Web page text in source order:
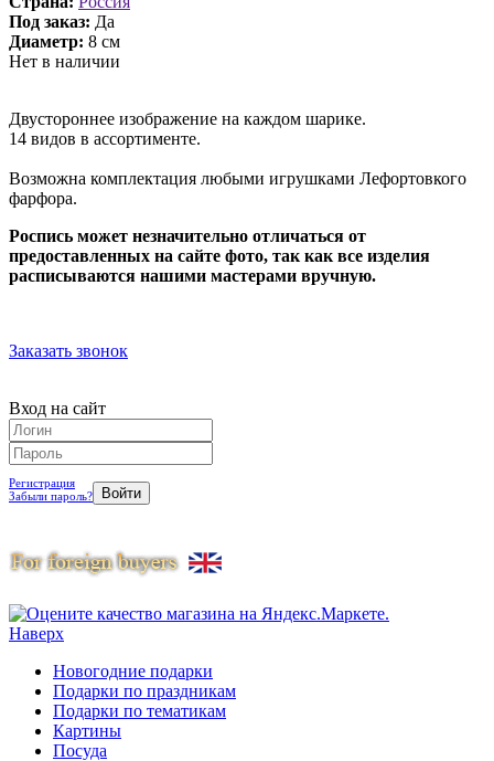
Под заказ: Да
Диаметр: 8 см
Нет в наличии
Двустороннее изображение на каждом шарике.
14 видов в ассортименте.
Возможна комплектация любыми игрушками Лефортовкого
фарфора.
Роспись может незначительно отличаться от
предоставленных на сайте фото, так как все изделия
расписываются нашими мастерами вручную.
Заказать звонок
Вход на сайт
Регистрация
Забыли пароль?
Наверх
Новогодние подарки
Подарки по праздникам
Подарки по тематикам
Картины
Посуда